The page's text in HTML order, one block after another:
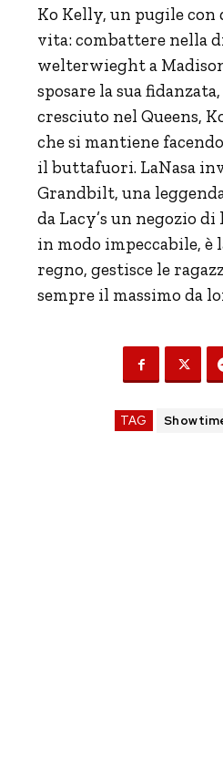
Ko Kelly, un pugile
vita: combattere nella
welterwieght a
sposare la sua
cresciuto nel Queens,
che si mantiene
il buttafuori. LaNasa
Grandbilt, una
da Lacy’s un negozio
in modo impeccabile, è
regno, gestisce le
sempre il massimo da
TAG